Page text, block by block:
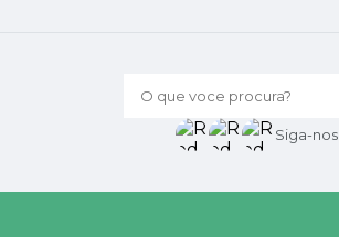
O que voce procura?
Siga-nos